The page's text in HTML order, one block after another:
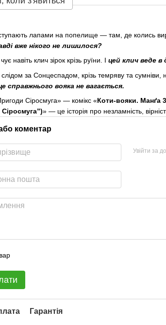
ступають лапами на попелище — там, де колись
вже нікого не лишилося?
навіть клич зірок крізь руїни. І цей клич веде в
за Сонцеспадом, крізь темряву та
справжнього вояка не вагається.
Сіросмуга» — комікс «Коти-вояки. Манґа
» — це історія про незламність,
коментар
Увійти за
Гарантія